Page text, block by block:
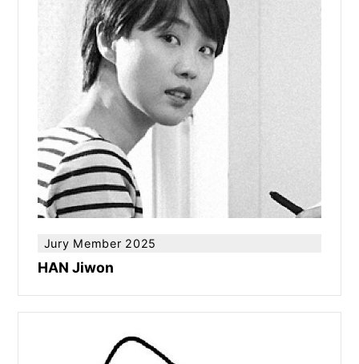
Jury Member 2025
HAN Jiwon